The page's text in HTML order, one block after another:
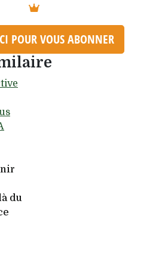
POUR VOUS ABONNER
du